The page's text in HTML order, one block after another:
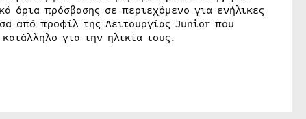
όρια πρόσβασης σε περιεχόμενο για ενήλικες
από προφίλ της Λειτουργίας Junior που
για την ηλικία τους.